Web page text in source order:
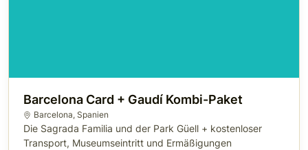
Barcelona Card + Gaudí Kombi-Paket
Barcelona, Spanien
Die Sagrada Familia und der Park Güell + kostenloser
Transport, Museumseintritt und Ermäßigungen